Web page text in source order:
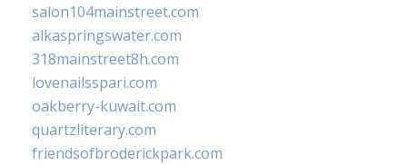
salon104mainstreet.com
alkaspringswater.com
318mainstreet8h.com
lovenailsspari.com
oakberry-kuwait.com
quartzliterary.com
friendsofbroderickpark.com